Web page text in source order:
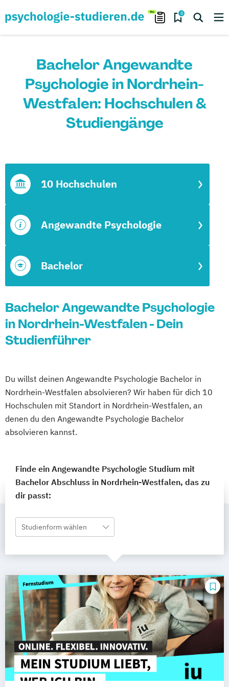
0
Bachelor Angewandte
Psychologie in Nordrhein-
Westfalen: Hochschulen &
Studiengänge
Bachelor
Angewandte Psychologie
10 Hochschulen
Bachelor Angewandte Psychologie
in Nordrhein-Westfalen - Dein
Studienführer
Du willst deinen Angewandte Psychologie Bachelor in
Nordrhein-Westfalen absolvieren? Wir haben für dich 10
Hochschulen mit Standort in Nordrhein-Westfalen, an
denen du den Angewandte Psychologie Bachelor
absolvieren kannst.
Finde ein Angewandte Psychologie Studium mit
Bachelor Abschluss in Nordrhein-Westfalen, das zu
dir passt:
Studienform wählen